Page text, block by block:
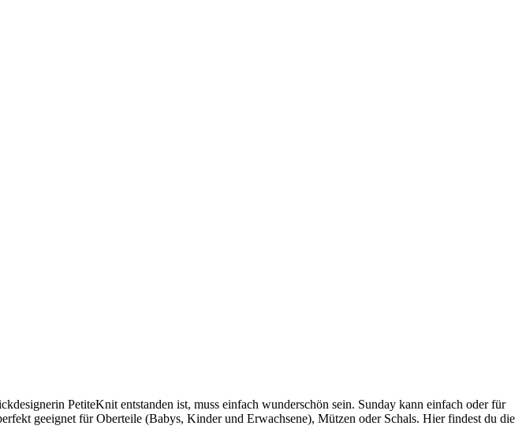
PetiteKnit entstanden ist, muss einfach wunderschön sein. Sunday kann einfach oder für
geeignet für Oberteile (Babys, Kinder und Erwachsene), Mützen oder Schals. Hier findest du die